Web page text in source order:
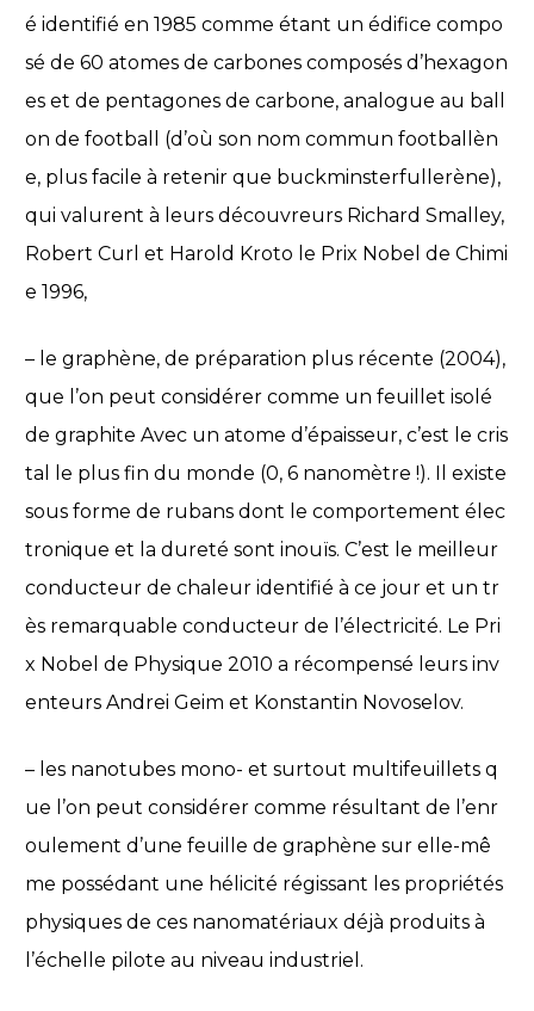
é identifié en 1985 comme étant un édifice compo
sé de 60 atomes de carbones composés d’hexagon
es et de pentagones de carbone, analogue au ball
on de football (d’où son nom commun footballèn
e, plus facile à retenir que buckminsterfullerène),
qui valurent à leurs découvreurs Richard Smalley,
Robert Curl et Harold Kroto le Prix Nobel de Chimi
e 1996,
– le graphène, de préparation plus récente (2004),
que l’on peut considérer comme un feuillet isolé
de graphite Avec un atome d’épaisseur, c’est le cris
tal le plus fin du monde (0, 6 nanomètre !). Il existe
sous forme de rubans dont le comportement élec
tronique et la dureté sont inouïs. C’est le meilleur
conducteur de chaleur identifié à ce jour et un tr
ès remarquable conducteur de l’électricité. Le Pri
x Nobel de Physique 2010 a récompensé leurs inv
enteurs Andrei Geim et Konstantin Novoselov.
– les nanotubes mono- et surtout multifeuillets q
ue l’on peut considérer comme résultant de l’enr
oulement d’une feuille de graphène sur elle-mê
me possédant une hélicité régissant les propriétés
physiques de ces nanomatériaux déjà produits à
l’échelle pilote au niveau industriel.